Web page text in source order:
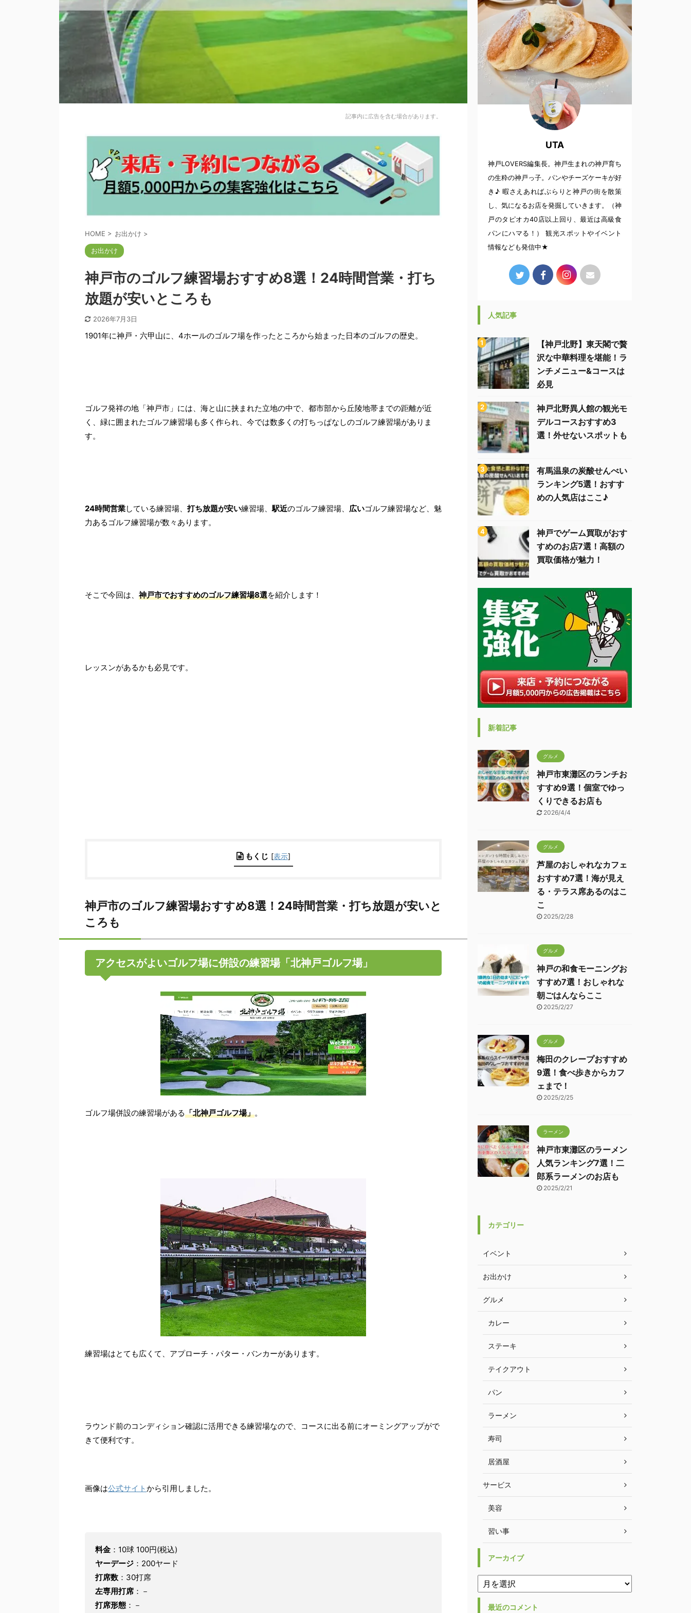
記事内に広告を含む場合があります。
HOME > お出かけ >
お出かけ
神戸市のゴルフ練習場おすすめ8選！24時間営業・打ち
放題が安いところも
2026年7月3日
1901年に神戸・六甲山に、4ホールのゴルフ場を作ったところから始まった日本のゴルフの歴史。
ゴルフ発祥の地「神戸市」には、海と山に挟まれた立地の中で、都市部から丘陵地帯までの距離が近
く、緑に囲まれたゴルフ練習場も多く作られ、今では数多くの打ちっぱなしのゴルフ練習場がありま
す。
24時間営業している練習場、打ち放題が安い練習場、駅近のゴルフ練習場、 広いゴルフ練習場など、魅
力あるゴルフ練習場が数々あります。
そこで今回は、 神戸市でおすすめのゴルフ練習場8選を紹介します！
レッスンがあるかも必見です。
もくじ [表示]
神戸市のゴルフ練習場おすすめ8選！24時間営業・打ち放題が安いと
ころも
アクセスがよいゴルフ場に併設の練習場「北神戸ゴルフ場」
ゴルフ場併設の練習場がある「北神戸ゴルフ場」。
練習場はとても広くて、アプローチ・パター・バンカーがあります。
ラウンド前のコンディション確認に活用できる練習場なので、コースに出る前にオーミングアップがで
きて便利です。
画像は公式サイトから引用しました。
料金 ：10球 100円(税込)
ヤーデージ ：200ヤード
打席数 ：30打席
左専用打席 ：－
打席形態 ：－
UTA
神戸LOVERS編集長。神戸生まれの神戸育ち
の生粋の神戸っ子。パンやチーズケーキが好
き♪ 暇さえあればぶらりと神戸の街を散策
し、気になるお店を発掘していきます。（神
戸のタピオカ40店以上回り、最近は高級食
パンにハマる！） 観光スポットやイベント
情報なども発信中★
人気記事
【神戸北野】東天閣で贅
沢な中華料理を堪能！ラ
ンチメニュー&コースは
必見
神戸北野異人館の観光モ
デルコースおすすめ3
選！外せないスポットも
有馬温泉の炭酸せんべい
ランキング5選！おすす
めの人気店はここ♪
神戸でゲーム買取がおす
すめのお店7選！高額の
買取価格が魅力！
新着記事
グルメ
神戸市東灘区のランチお
すすめ9選！個室でゆっ
くりできるお店も
2026/4/4
グルメ
芦屋のおしゃれなカフェ
おすすめ7選！海が見え
る・テラス席あるのはこ
こ
2025/2/28
グルメ
神戸の和食モーニングお
すすめ7選！おしゃれな
朝ごはんならここ
2025/2/27
グルメ
梅田のクレープおすすめ
9選！食べ歩きからカフ
ェまで！
2025/2/25
ラーメン
神戸市東灘区のラーメン
人気ランキング7選！二
郎系ラーメンのお店も
2025/2/21
カテゴリー
イベント
お出かけ
グルメ
カレー
ステーキ
テイクアウト
パン
ラーメン
寿司
居酒屋
サービス
美容
習い事
アーカイブ
最近のコメント